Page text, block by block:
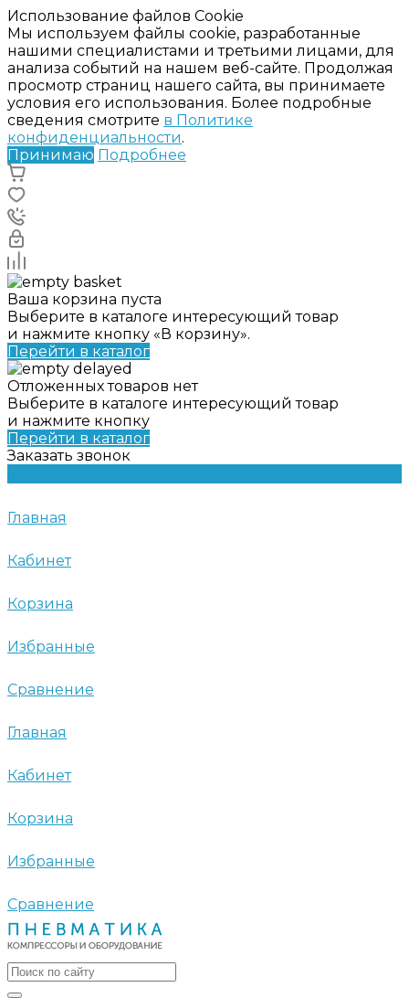
Использование файлов Cookie
Мы используем файлы cookie, разработанные
нашими специалистами и третьими лицами, для
анализа событий на нашем веб-сайте. Продолжая
просмотр страниц нашего сайта, вы принимаете
условия его использования. Более подробные
сведения смотрите в Политике
конфиденциальности.
Принимаю Подробнее
Ваша корзина пуста
Выберите в каталоге интересующий товар
и нажмите кнопку «В корзину».
Перейти в каталог
Отложенных товаров нет
Выберите в каталоге интересующий товар
и нажмите кнопку
Перейти в каталог
Заказать звонок
Главная
Кабинет
Корзина
Избранные
Сравнение
Главная
Кабинет
Корзина
Избранные
Сравнение